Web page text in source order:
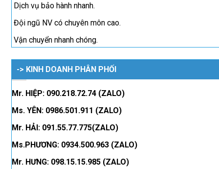
Dịch vụ bảo hành nhanh.
Đội ngũ NV có chuyên môn cao.
Vận chuyển nhanh chóng.
-> KINH DOANH PHÂN PHỐI
Mr. HIỆP: 090.218.72.74 (ZALO)
Ms. YÊN: 0986.501.911 (ZALO)
Mr. HẢI: 091.55.77.775(ZALO)
Ms.PHƯƠNG: 0934.500.963 (ZALO)
Mr. HƯNG: 098.15.15.985 (ZALO)